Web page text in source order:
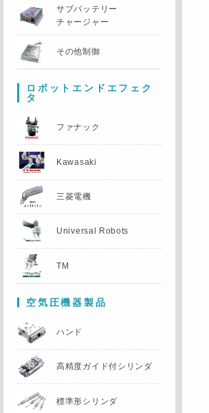
サブバッテリー
チャージャー
その他制御
ロボットエンドエフェク
タ
ファナック
Kawasaki
三菱電機
Universal Robots
TM
空気圧機器製品
ハンド
高精度ガイド付シリンダ
標準形シリンダ